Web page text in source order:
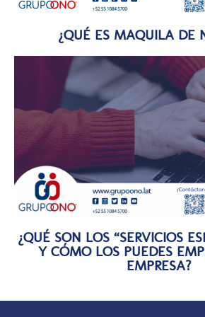
¿QUÉ ES MAQUILA DE
¿QUÉ SON LOS “SERVICIOS
Y CÓMO LOS PUEDES
EMPRESA?